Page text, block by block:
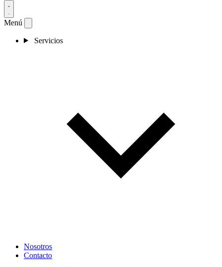
Menú
Servicios
Nosotros
Contacto